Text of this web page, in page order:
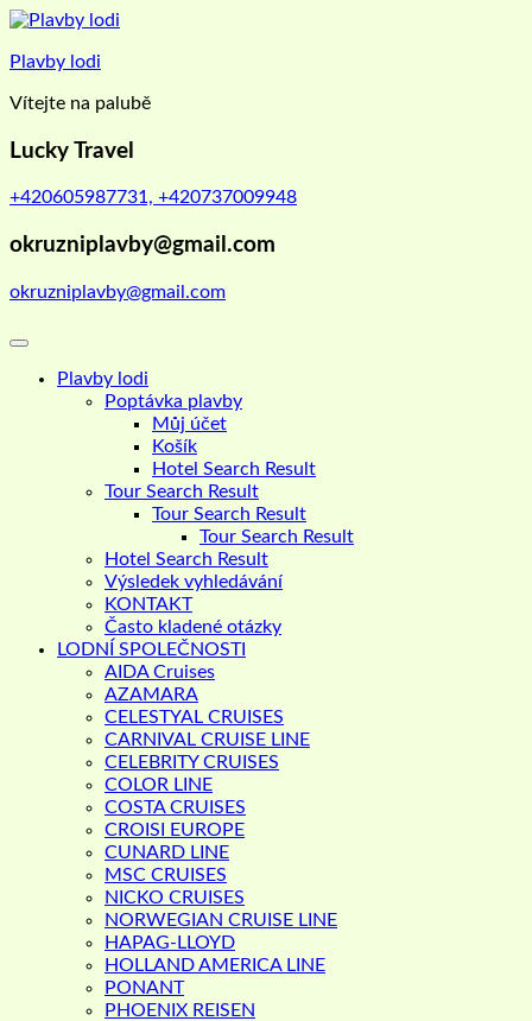
Skip
content
Plavby lodi
Vítejte na palubě
Lucky Travel
+420605987731, +420737009948
okruzniplavby@gmail.com
okruzniplavby@gmail.com
Plavby lodi
Poptávka plavby
Můj účet
Košík
Hotel Search Result
Tour Search Result
Tour Search Result
Tour Search Result
Hotel Search Result
Výsledek vyhledávání
KONTAKT
Často kladené otázky
LODNÍ SPOLEČNOSTI
AIDA Cruises
AZAMARA
CELESTYAL CRUISES
CARNIVAL CRUISE LINE
CELEBRITY CRUISES
COLOR LINE
COSTA CRUISES
CROISI EUROPE
CUNARD LINE
MSC CRUISES
NICKO CRUISES
NORWEGIAN CRUISE LINE
HAPAG-LLOYD
HOLLAND AMERICA LINE
PONANT
PHOENIX REISEN